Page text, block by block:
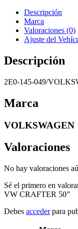
Descripción
Marca
Valoraciones (0)
Ajuste del
Descripción
2E0-145-049/
Marca
VOLKSWAGEN
Valoraciones
No hay valoraciones
Sé el primero en
VW CRAFTER 50”
Debes accederpara